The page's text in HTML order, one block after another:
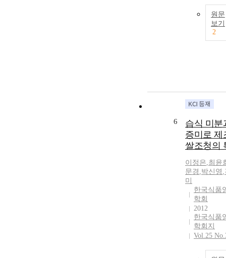
in this study
different
positions and
effects on the
numerical
with the non-
equilibrium
condensation
well-known
equilibrium
condensation
steam is
mathematical
for the non-
equilibrium
condensation
based on the
classical
homogeneous
nucleation
isothermal
원문
보기
2
6
습식 미분
증미로 제
쌀조청의
이정은,최윤
문경 ,박신영 ,
미
한국식품
학회
2012
한국식품
학회지
Vol.25